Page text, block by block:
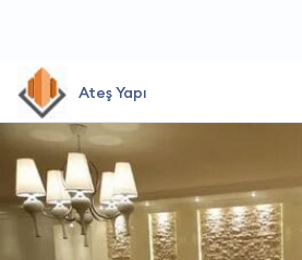
Ateş Yapı